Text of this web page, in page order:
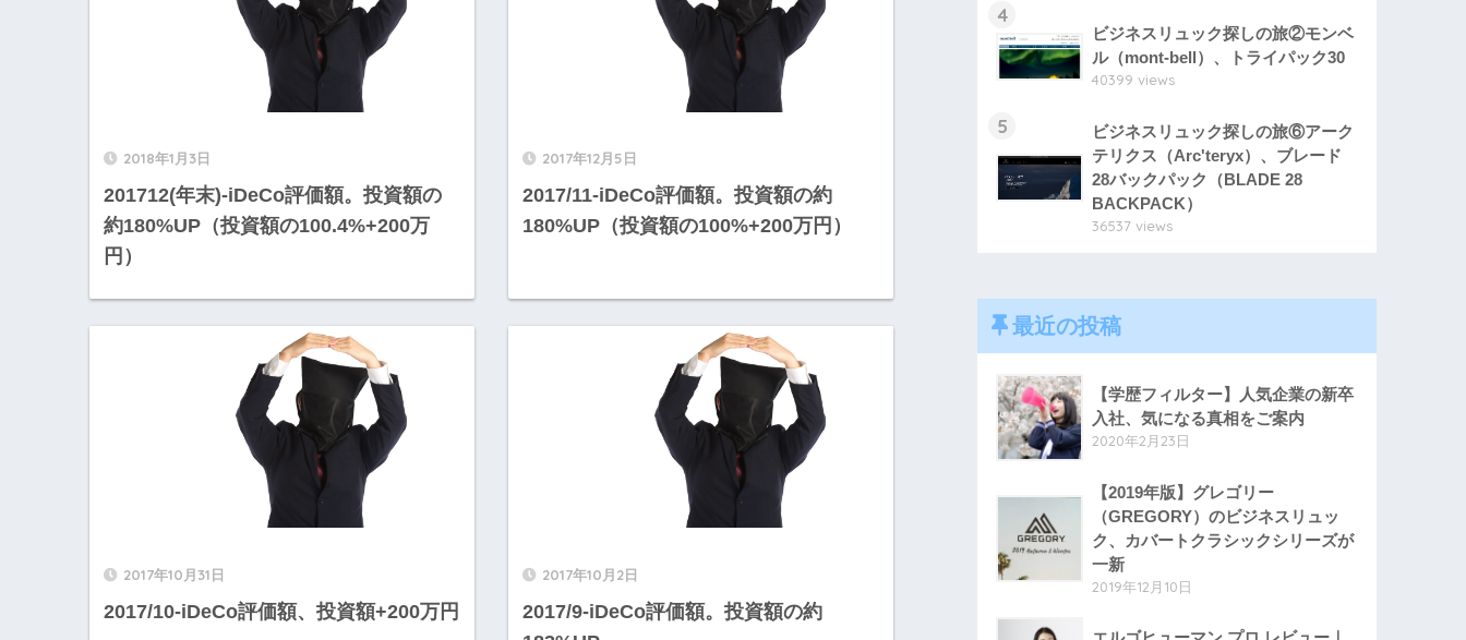
2018年1月3日
201712(年末)-iDeCo評価額。投資額の
約180%UP（投資額の100.4%+200万
円）
2017年12月5日
2017/11-iDeCo評価額。投資額の約
180%UP（投資額の100%+200万円）
2017年10月31日
2017/10-iDeCo評価額、投資額+200万円
2017年10月2日
2017/9-iDeCo評価額。投資額の約
4
ビジネスリュック探しの旅②モンベ
ル（mont-bell）、トライパック30
40399 views
5
ビジネスリュック探しの旅⑥アーク
テリクス（Arc'teryx）、ブレード
28バックパック（BLADE 28
BACKPACK）
36537 views
最近の投稿
【学歴フィルター】人気企業の新卒
入社、気になる真相をご案内
2020年2月23日
【2019年版】グレゴリー
（GREGORY）のビジネスリュッ
ク、カバートクラシックシリーズが
一新
2019年12月10日